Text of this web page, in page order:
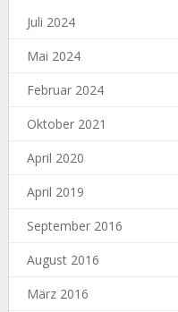
Juli 2024
Mai 2024
Februar 2024
Oktober 2021
April 2020
April 2019
September 2016
August 2016
März 2016